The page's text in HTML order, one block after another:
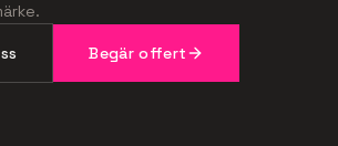
Begär offert